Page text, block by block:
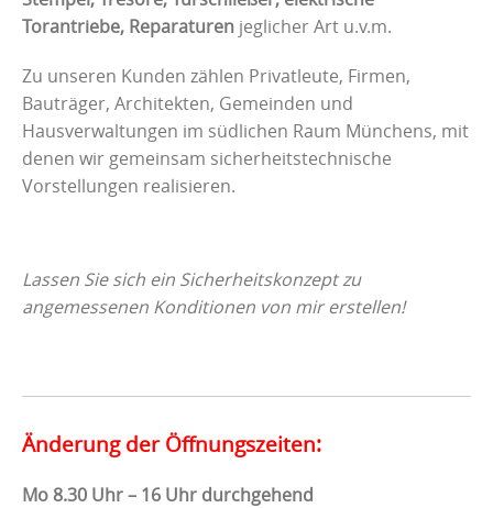
Torantriebe, Reparaturen jeglicher Art u.v.m.
Zu unseren Kunden zählen Privatleute, Firmen,
Bauträger, Architekten, Gemeinden und
Hausverwaltungen im südlichen Raum Münchens, mit
denen wir gemeinsam sicherheitstechnische
Vorstellungen realisieren.
Lassen Sie sich ein Sicherheitskonzept zu
angemessenen Konditionen von mir erstellen!
Änderung der Öffnungszeiten:
Mo 8.30 Uhr – 16 Uhr durchgehend